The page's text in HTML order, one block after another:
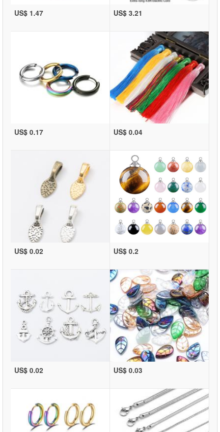
US$ 1.47 US$ 3.21
US$ 0.17 US$ 0.04
US$ 0.02 US$ 0.2
US$ 0.02 US$ 0.03